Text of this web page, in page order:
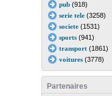
pub(918)
serie tele(3258)
societe(1531)
sports(941)
transport(1861)
voitures(3778)
Partenaires